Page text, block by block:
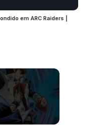
em ARC Raiders |